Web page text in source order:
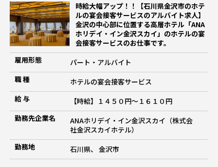
時給大幅アップ！！【石川県金沢市のホテ
ルの宴会接客サービスのアルバイト求人】
金沢の中心部に位置する高層ホテル「ANA
ホリデイ・イン金沢スカイ」のホテルの宴
会接客サービスのお仕事です。
雇用形態
パート・アルバイト
職 種
ホテルの宴会接客サービス
給 与
【時給】１４５０円～１６１０円
勤務先企業名
ANAホリデイ・イン金沢スカイ（株式会
社金沢スカイホテル）
勤務地
石川県、 金沢市